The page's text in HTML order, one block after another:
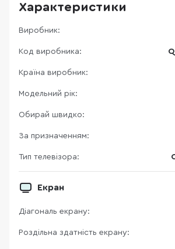
Характеристики
Виробник:
Код виробника:
Країна виробник:
Модельний рік:
Обирай швидко:
За призначенням:
Тип телевізора:
Екран
Діагональ екрану:
Роздільна здатність екрану: